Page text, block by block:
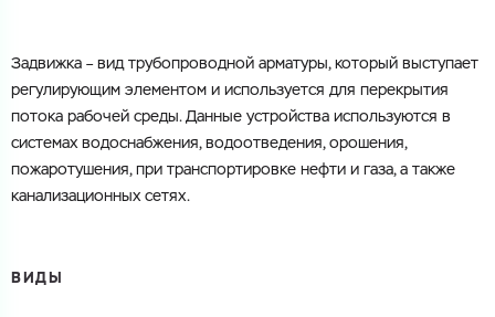
Задвижка – вид трубопроводной арматуры, который выступает
регулирующим элементом и используется для перекрытия
потока рабочей среды. Данные устройства используются в
системах водоснабжения, водоотведения, орошения,
пожаротушения, при транспортировке нефти и газа, а также
канализационных сетях.
ВИДЫ